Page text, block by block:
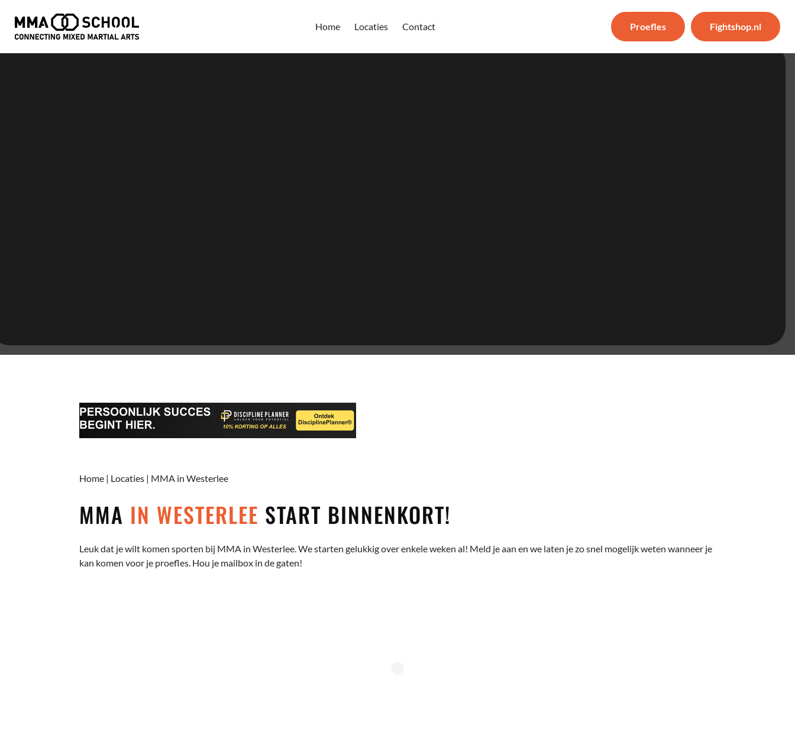
Home Locaties Contact Proefles Fightshop.nl
Home | Locaties | MMA in Westerlee
MMA IN WESTERLEE START BINNENKORT!
Leuk dat je wilt komen sporten bij MMA in Westerlee. We starten gelukkig over enkele weken al! Meld je aan en we laten je zo snel mogelijk weten wanneer je
kan komen voor je proefles. Hou je mailbox in de gaten!